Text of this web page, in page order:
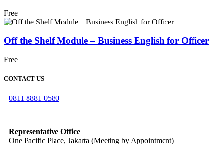
Free
Off the Shelf Module – Business English for Officer
Free
CONTACT US
0811 8881 0580
Representative Office
One Pacific Place, Jakarta (Meeting by Appointment)